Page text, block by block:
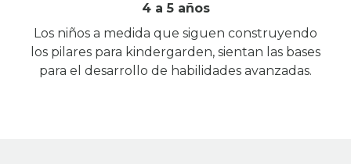
4 a 5 años
Los niños a medida que siguen construyendo
los pilares para kindergarden, sientan las bases
para el desarrollo de habilidades avanzadas.